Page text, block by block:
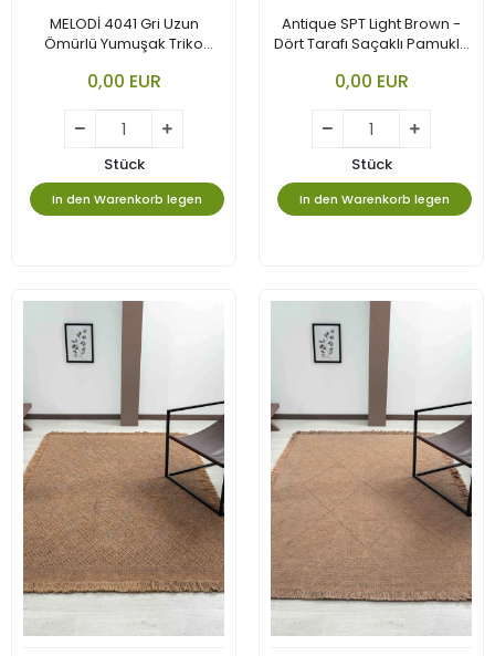
MELODİ 4041 Gri Uzun
Ömürlü Yumuşak Triko
0,00 EUR
Stück
In den Warenkorb legen
Antique SPT Light Brown -
Dört Tarafı Saçaklı Pamuklu
0,00 EUR
Stück
In den Warenkorb legen